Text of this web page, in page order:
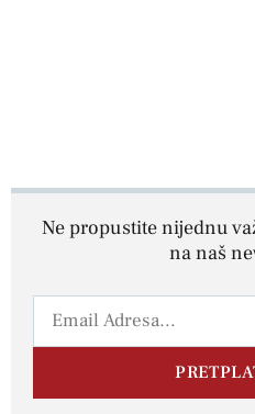
Ne propustite nijednu
na naš